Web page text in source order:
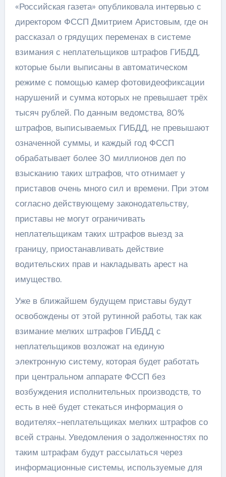
«Российская газета» опубликовала интервью с
директором ФССП Дмитрием Аристовым, где он
рассказал о грядущих переменах в системе
взимания с неплательщиков штрафов ГИБДД,
которые были выписаны в автоматическом
режиме с помощью камер фотовидеофиксации
нарушений и сумма которых не превышает трёх
тысяч рублей. По данным ведомства, 80%
штрафов, выписываемых ГИБДД, не превышают
означенной суммы, и каждый год ФССП
обрабатывает более 30 миллионов дел по
взысканию таких штрафов, что отнимает у
приставов очень много сил и времени. При этом
согласно действующему законодательству,
приставы не могут ограничивать
неплательщикам таких штрафов выезд за
границу, приостанавливать действие
водительских прав и накладывать арест на
имущество.
Уже в ближайшем будущем приставы будут
освобождены от этой рутинной работы, так как
взимание мелких штрафов ГИБДД с
неплательщиков возложат на единую
электронную систему, которая будет работать
при центральном аппарате ФССП без
возбуждения исполнительных производств, то
есть в неё будет стекаться информация о
водителях-неплательщиках мелких штрафов со
всей страны. Уведомления о задолженностях по
таким штрафам будут рассылаться через
информационные системы, используемые для